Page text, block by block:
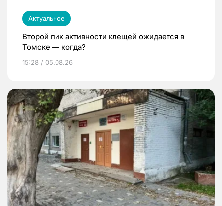
Актуальное
Второй пик активности клещей ожидается в
Томске — когда?
15:28 / 05.08.26